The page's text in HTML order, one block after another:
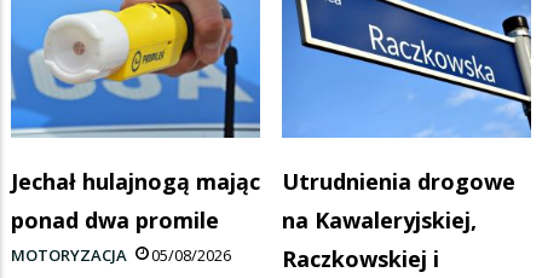
Jechał hulajnogą mając
ponad dwa promile
MOTORYZACJA 05/08/2026
Utrudnienia drogowe
na Kawaleryjskiej,
Raczkowskiej i